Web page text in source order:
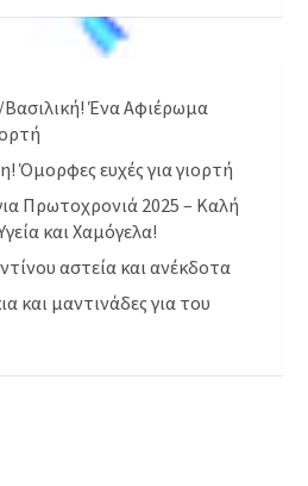
Ένα Αφιέρωμα
Όμορφες ευχές για γιορτή
Πρωτοχρονιά 2025 – Καλή
και Χαμόγελα!
αστεία και ανέκδοτα
και μαντινάδες για του